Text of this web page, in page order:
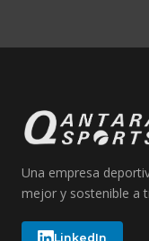
Una empresa
mejor y sostenible a
LinkedIn